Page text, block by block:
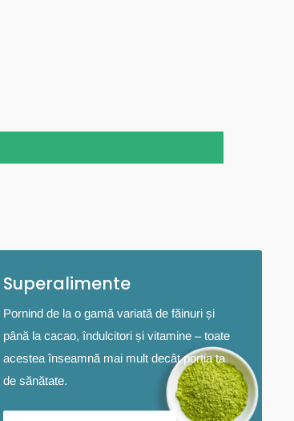
Superalimente
Pornind de la o gamă variată de făinuri și
până la cacao, îndulcitori și vitamine – toate
acestea înseamnă mai mult decât porția ta
de sănătate.